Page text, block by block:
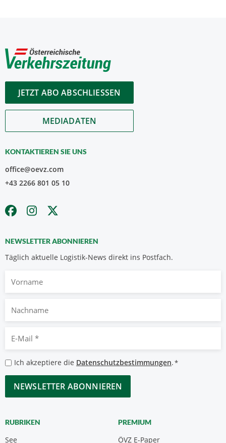
JETZT ABO ABSCHLIESSEN
MEDIADATEN
KONTAKTIEREN SIE UNS
office@oevz.com
+43 2266 801 05 10
NEWSLETTER ABONNIEREN
Täglich aktuelle Logistik-News direkt ins Postfach.
Nachname
Mail
*
Datenschutzbestimmungen
*
Ich akzeptiere die Datenschutzbestimmungen.*
CAPTCHA
RUBRIKEN
See
PREMIUM
ÖVZ E-Paper